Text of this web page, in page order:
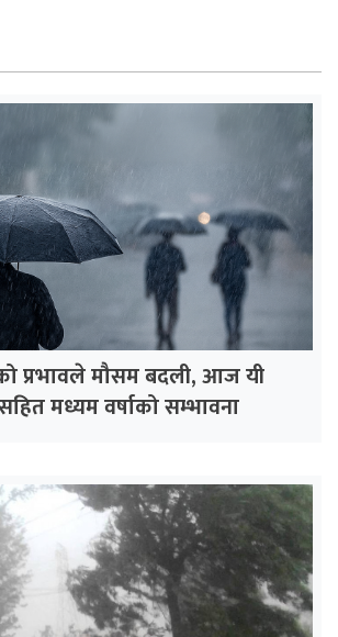
प्रभावले मौसम बदली, आज यी
मध्यम वर्षाको सम्भावना